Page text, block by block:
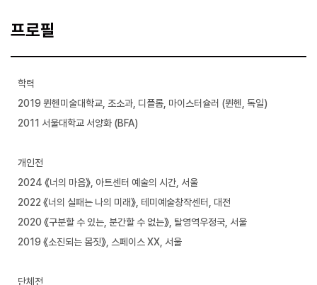
프로필
학력
2019 뮌헨미술대학교, 조소과, 디플롬, 마이스터슐러 (뮌헨, 독일)
2011 서울대학교 서양화 (BFA)
개인전
2024 《너의 마음》, 아트센터 예술의 시간, 서울
2022 《너의 실패는 나의 미래》, 테미예술창작센터, 대전
2020 《구분할 수 있는, 분간할 수 없는》, 탈영역우정국, 서울
2019 《소진되는 몸짓》, 스페이스 XX, 서울
단체전